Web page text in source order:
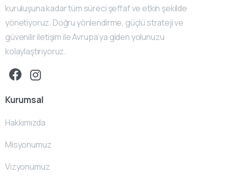
kuruluşuna kadar tüm süreci şeffaf ve etkin şekilde
yönetiyoruz. Doğru yönlendirme, güçlü strateji ve
güvenilir iletişim ile Avrupa’ya giden yolunuzu
kolaylaştırıyoruz.
Kurumsal
Hakkımızda
Misyonumuz
Vizyonumuz